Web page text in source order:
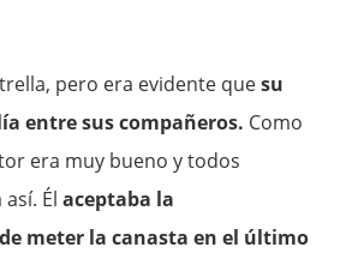
pero era evidente quesu
entre sus compañeros. Como
era muy bueno y todos
así. Élaceptaba la
meter la canasta en el último